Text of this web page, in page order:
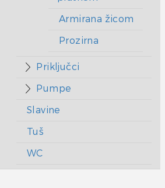
Armirana žicom
Prozirna
Priključci
Pumpe
Slavine
Tuš
WC